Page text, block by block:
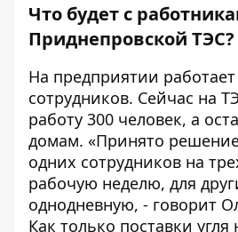
Что будет с
Приднепровской ТЭС?
На предприятии
сотрудников. Сейчас на
работу 300 человек, а
домам. «Принято
одних сотрудников на
рабочую неделю, для
однодневную, - говорит
Как только поставки угля